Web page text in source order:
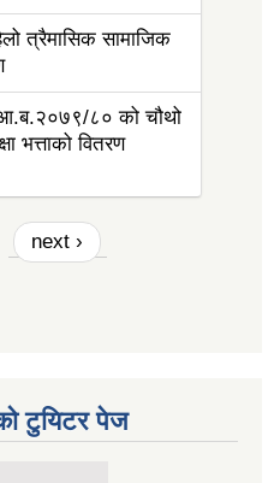
त्रैमासिक सामाजिक
८० को चौथो
भत्ताको वितरण
next ›
टुयिटर पेज